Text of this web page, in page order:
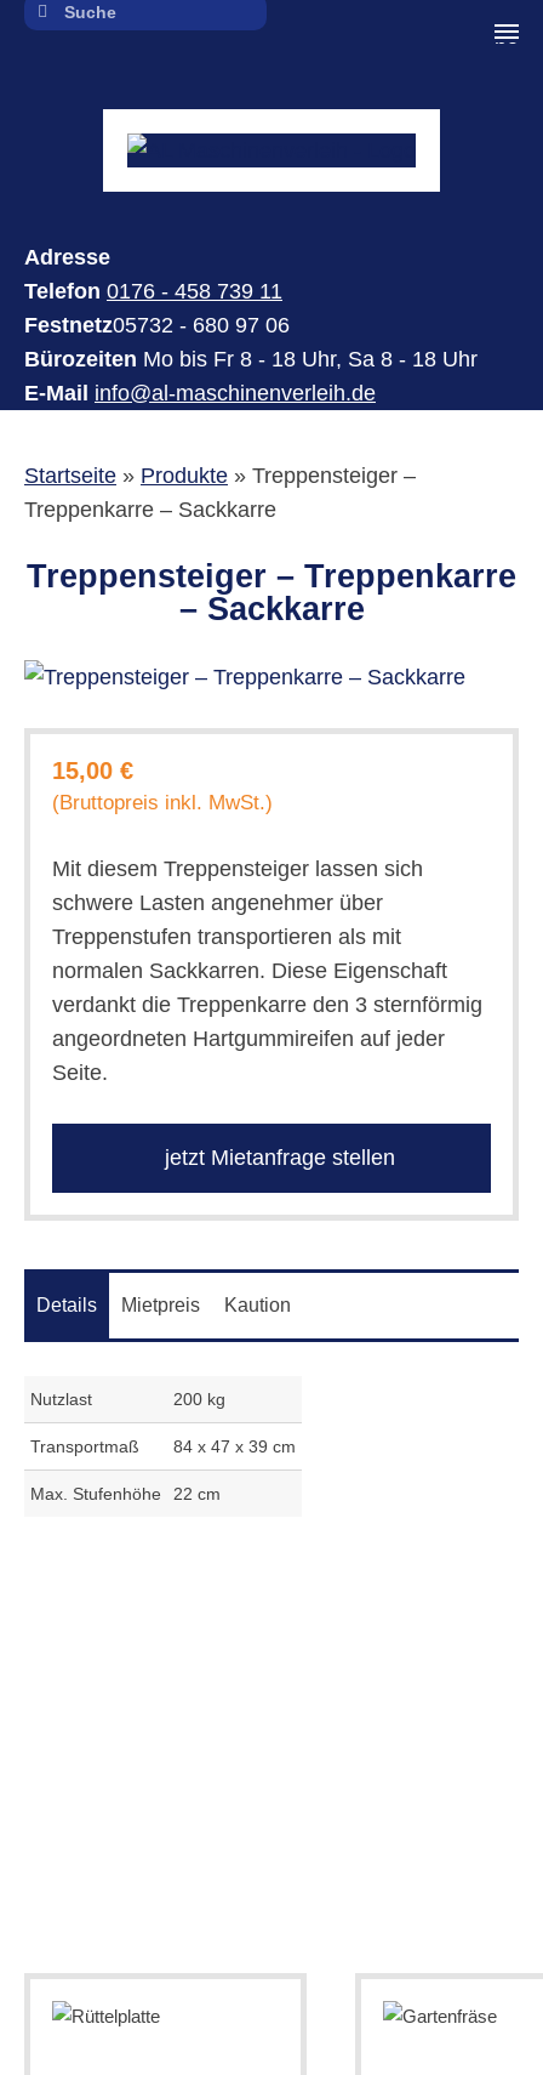
Adresse
Telefon 0176 - 458 739 11
Festnetz05732 - 680 97 06
Bürozeiten Mo bis Fr 8 - 18 Uhr, Sa 8 - 18 Uhr
E-Mail info@al-maschinenverleih.de
Startseite» Produkte» Treppensteiger –
Treppenkarre – Sackkarre
Treppensteiger – Treppenkarre
– Sackkarre
15,00 €
(Bruttopreis inkl. MwSt.)
Mit diesem Treppensteiger lassen sich
schwere Lasten angenehmer über
Treppenstufen transportieren als mit
normalen Sackkarren. Diese Eigenschaft
verdankt die Treppenkarre den 3 sternförmig
angeordneten Hartgummireifen auf jeder
Seite.
jetzt Mietanfrage stellen
Details Mietpreis Kaution
Nutzlast 200 kg
Transportmaß 84 x 47 x 39 cm
Max. Stufenhöhe 22 cm